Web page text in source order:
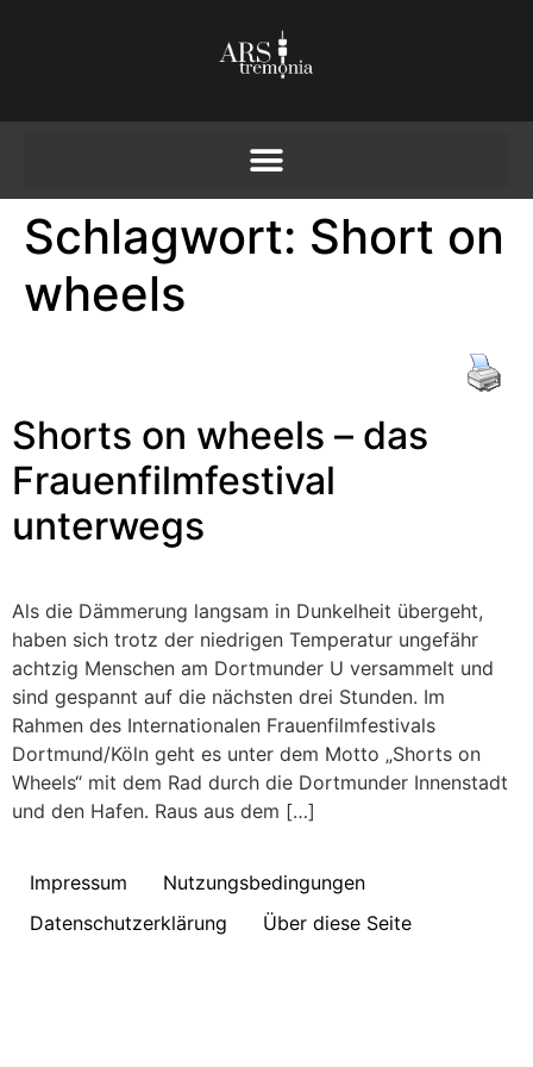
Schlagwort: Short on
wheels
Shorts on wheels – das
Frauenfilmfestival
unterwegs
Als die Dämmerung langsam in Dunkelheit übergeht,
haben sich trotz der niedrigen Temperatur ungefähr
achtzig Menschen am Dortmunder U versammelt und
sind gespannt auf die nächsten drei Stunden. Im
Rahmen des Internationalen Frauenfilmfestivals
Dortmund/Köln geht es unter dem Motto „Shorts on
Wheels“ mit dem Rad durch die Dortmunder Innenstadt
und den Hafen. Raus aus dem […]
Impressum
Nutzungsbedingungen
Datenschutzerklärung
Über diese Seite